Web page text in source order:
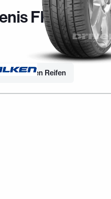
FK510 SUV
Sie Ihren Reifen